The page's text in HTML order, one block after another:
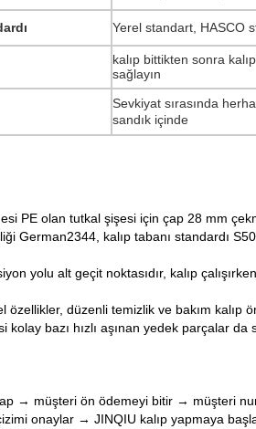
Yerel standart, HASCO
kalıp bittikten sonra
sağlayın
Sevkiyat sırasında
sandık içinde
PE olan tutkal şişesi için çap 28 mm
German2344, kalıp tabanı standardı
yolu alt geçit noktasıdır, kalıp
özellikler, düzenli temizlik ve bakım kalıp
kolay bazı hızlı aşınan yedek parçalar
→ müşteri ön ödemeyi bitir → müşteri
onaylar → JINQIU kalıp yapmaya